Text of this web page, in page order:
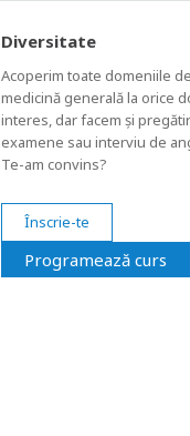
Diversitate
Acoperim toate domeniile
medicină generală la orice
interes, dar facem și
examene sau interviu de
Te-am convins?
Înscrie-te
Programează curs